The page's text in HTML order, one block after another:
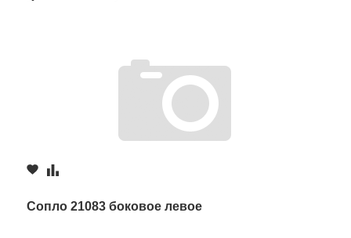
Сопло 21083 боковое левое